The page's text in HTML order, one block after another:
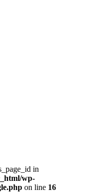
in
wp-
on line 16